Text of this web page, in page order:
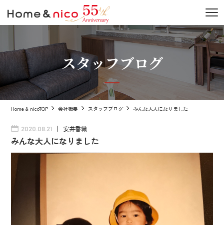
スタッフブログ
Home & nicoTOP 会社概要 スタッフブログ みんな大人になりました
2020.08.21 安井香織
みんな大人になりました